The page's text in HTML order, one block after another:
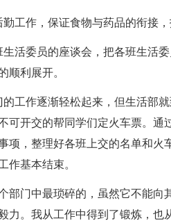
作，保证食物与药品的衔接，
委员的座谈会，把各班生活委
顺利展开。
作逐渐轻松起来，但生活部就
可开交的帮同学们定火车票。
项，整理好各班上交的名单和火
作基本结束。
门中最琐碎的，虽然它不能向
力。我从工作中得到了锻炼，也